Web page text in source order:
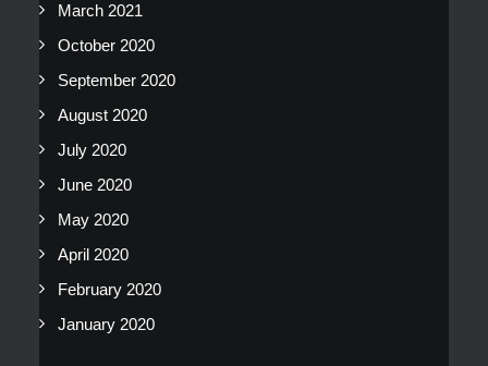
March 2021
October 2020
September 2020
August 2020
July 2020
June 2020
May 2020
April 2020
February 2020
January 2020